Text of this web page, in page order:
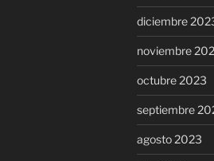
diciembre
noviembre
octubre 2023
septiembre
agosto 2023